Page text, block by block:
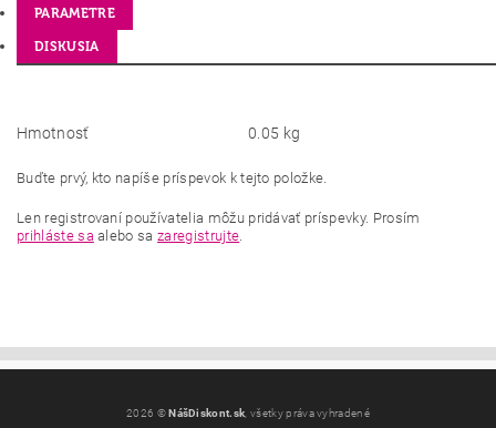
PARAMETRE
DISKUSIA
Hmotnosť 0.05 kg
Buďte prvý, kto napíše príspevok k tejto položke.
Len registrovaní používatelia môžu pridávať príspevky. Prosím
prihláste sa alebo sazaregistrujte.
2026 ©NášDiskont.sk , všetky práva vyhradené